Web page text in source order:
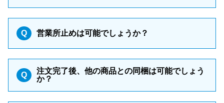
Q 営業所止めは可能でしょうか？
Q
注文完了後、他の商品との同梱は可能でしょう
か？